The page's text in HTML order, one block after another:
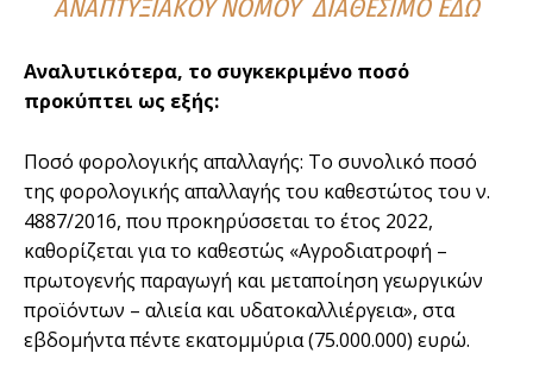
ΑΝΑΠΤΥΞΙΑΚΟΎ ΝΌΜΟΥ ΔΙΑΘΈΣΙΜΟ ΕΔΏ
Αναλυτικότερα, το συγκεκριμένο ποσό
προκύπτει ως εξής:
Ποσό φορολογικής απαλλαγής: Το συνολικό ποσό
της φορολογικής απαλλαγής του καθεστώτος του ν.
4887/2016, που προκηρύσσεται το έτος 2022,
καθορίζεται για το καθεστώς «Αγροδιατροφή –
πρωτογενής παραγωγή και μεταποίηση γεωργικών
προϊόντων – αλιεία και υδατοκαλλιέργεια», στα
εβδομήντα πέντε εκατομμύρια (75.000.000) ευρώ.